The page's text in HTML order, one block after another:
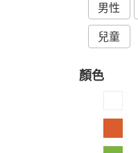
男性
兒童
顏色